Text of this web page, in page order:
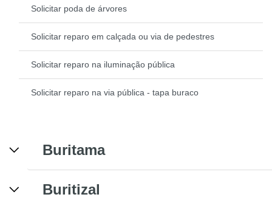
Solicitar poda de árvores
Solicitar reparo em calçada ou via de pedestres
Solicitar reparo na iluminação pública
Solicitar reparo na via pública - tapa buraco
Buritama
Buritizal